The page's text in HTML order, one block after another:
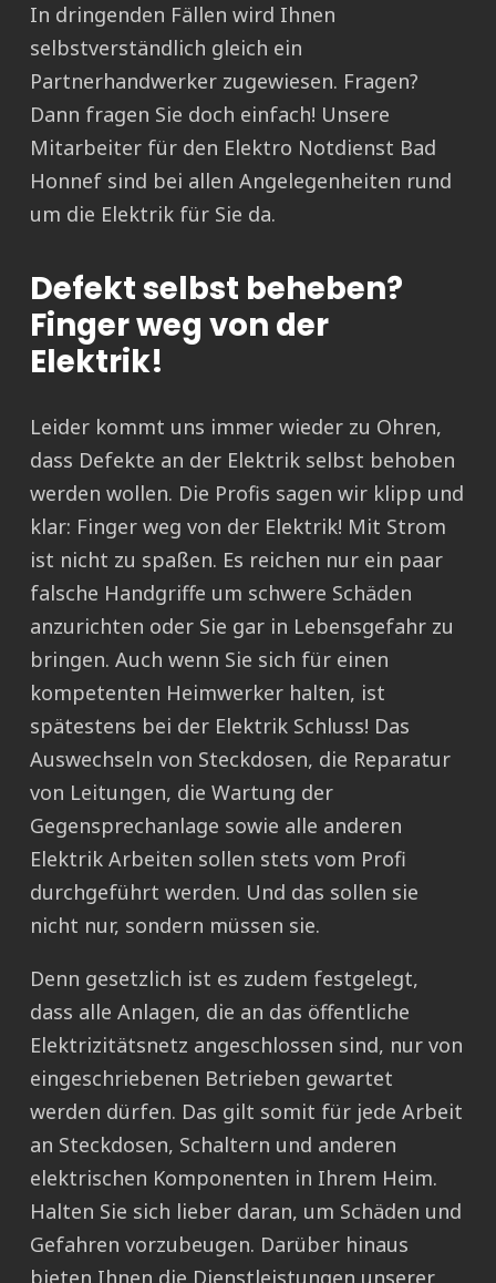
In dringenden Fällen wird Ihnen
selbstverständlich gleich ein
Partnerhandwerker zugewiesen. Fragen?
Dann fragen Sie doch einfach! Unsere
Mitarbeiter für den Elektro Notdienst Bad
Honnef sind bei allen Angelegenheiten rund
um die Elektrik für Sie da.
Defekt selbst beheben?
Finger weg von der
Elektrik!
Leider kommt uns immer wieder zu Ohren,
dass Defekte an der Elektrik selbst behoben
werden wollen. Die Profis sagen wir klipp und
klar: Finger weg von der Elektrik! Mit Strom
ist nicht zu spaßen. Es reichen nur ein paar
falsche Handgriffe um schwere Schäden
anzurichten oder Sie gar in Lebensgefahr zu
bringen. Auch wenn Sie sich für einen
kompetenten Heimwerker halten, ist
spätestens bei der Elektrik Schluss! Das
Auswechseln von Steckdosen, die Reparatur
von Leitungen, die Wartung der
Gegensprechanlage sowie alle anderen
Elektrik Arbeiten sollen stets vom Profi
durchgeführt werden. Und das sollen sie
nicht nur, sondern müssen sie.
Denn gesetzlich ist es zudem festgelegt,
dass alle Anlagen, die an das öffentliche
Elektrizitätsnetz angeschlossen sind, nur von
eingeschriebenen Betrieben gewartet
werden dürfen. Das gilt somit für jede Arbeit
an Steckdosen, Schaltern und anderen
elektrischen Komponenten in Ihrem Heim.
Halten Sie sich lieber daran, um Schäden und
Gefahren vorzubeugen. Darüber hinaus
bieten Ihnen die Dienstleistungen unserer